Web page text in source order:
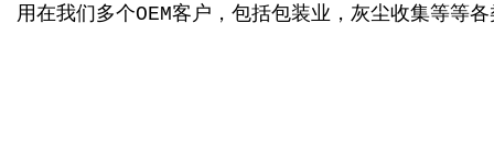
用在我们多个OEM客户，包括包装业，灰尘收集等等各